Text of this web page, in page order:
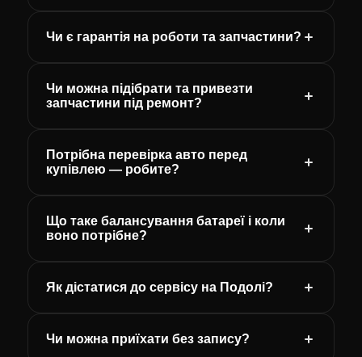
Чи є гарантія на роботи та запчастини?
Чи можна підібрати та привезти
запчастини під ремонт?
Потрібна перевірка авто перед
купівлею — робите?
Що таке балансування батареї і коли
воно потрібне?
Як дістатися до сервісу на Подолі?
Чи можна приїхати без запису?